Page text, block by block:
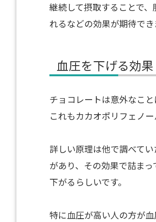
継続して摂取することで
れるなどの効果が期待でき
血圧を下げる効果
チョコレートは意外なこと
これもカカオポリフェノー
詳しい原理は他で調べて
があり、その効果で詰ま
下がるらしいです。
特に血圧が高い人の方が